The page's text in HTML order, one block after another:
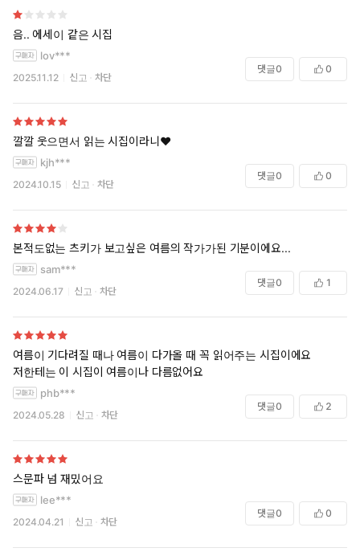
나는 빚이 있단 말이야 바보야 빚은
푹신푹신하다
_「알프스산맥에 중국집 차리기」에서
조금만 견디면 더 나은 삶이 우리를 기다리고 있을 거라는 믿음이
사라지고 있는 시대. 이 시대의 청년들은 어떻게 현재를 견뎌내고
있을까. 고선경은 무궁무진한 상상을 덧입혀 눈앞의 삭막한 풍경을
경쾌하게 바꿔버린다. 잠 못 이루게 만들던 빚은 베개처럼 푹신푹신
해지고, 도시는 색색의 비로 젖어들며, 비탈에는 빨간 토마토가 데
굴데굴 굴러간다. 이러한 풍경을 지켜보고 있노라면 어느새 고민은
이라는 해방구를 열어두는 자세에서 시대가 아닌 자신을 믿고 다독
이는 시인의 태도를 엿볼 수 있다.
고선경의 핍진한 시선과 발랄한 상상력은 사랑을 말하는 시편들에서
혼합되며 독특한 반전을 만들어낸다. 사랑하는 사람과 함께일 때, 운
동화의 구겨진 뒤축은 웃는 표정으로 바뀌어 보인다. 소다수의 기포
현관에 놓인 신발의 구겨진 뒤축이 웃는 표정을 닮았어 너는 침대
에 누워 있고 바람이 많이 부는 청보리밭에 가고 싶다 멸종된 기억
을 가지고 싶다 너의 머리카락이 가볍게 흩날릴 때 나는 사라진 언
어를 이해하게 된다
아침의 어둠이 이젠 익숙해
그래도 같이 씻을까
산책을 갈까
세상에서 가장 느린 산책로
쓰러진 풍경을 사랑하는 게 우리의 재능이지
음.. 에세이 같은 시집
lov***
2025.11.12 신고 차단
댓글0 0
깔깔 웃으면서 읽는 시집이라니♥️
kjh***
2024.10.15 신고 차단
댓글0 0
본적도없는 츠키가 보고싶은 여름의 작가가된 기분이에요...
sam***
2024.06.17 신고 차단
댓글0 1
여름이 기다려질 때나 여름이 다가올 때 꼭 읽어주는 시집이에요
저한테는 이 시집이 여름이나 다름없어요
phb***
2024.05.28 신고 차단
댓글0 2
스문파 넘 재밌어요
lee***
2024.04.21 신고 차단
댓글0 0